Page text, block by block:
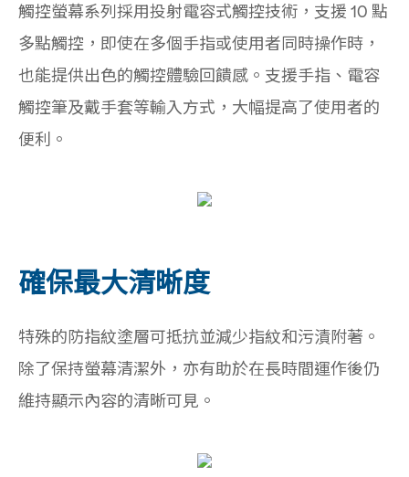
觸控螢幕系列採用投射電容式觸控技術，支援 10 點
多點觸控，即使在多個手指或使用者同時操作時，
也能提供出色的觸控體驗回饋感。支援手指、電容
觸控筆及戴手套等輸入方式，大幅提高了使用者的
便利。
確保最大清晰度
特殊的防指紋塗層可抵抗並減少指紋和污漬附著。
除了保持螢幕清潔外，亦有助於在長時間運作後仍
維持顯示內容的清晰可見。